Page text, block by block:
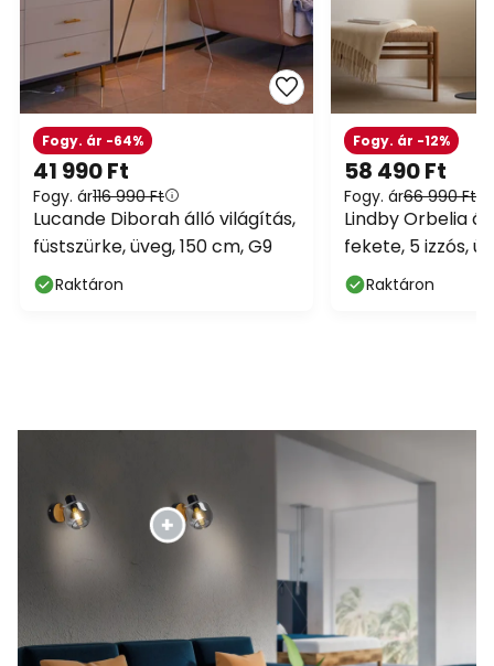
41 990 Ft
Fogy. ár116 990 Ft
Fogy. ár -64%
Lucande Diborah álló világítás,
füstszürke, üveg, 150 cm, G9
Raktáron
58 490 Ft
Fogy. ár66 990 Ft
Fogy. ár -12%
Lindby Orbelia
fekete, 5 izzós,
Raktáron